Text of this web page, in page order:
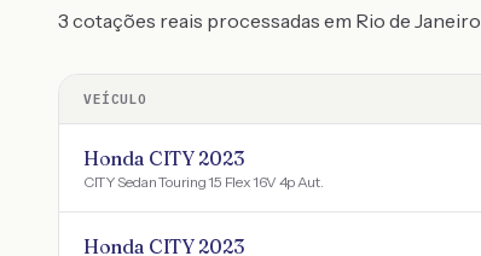
3 cotações reais processadas em Rio de Janeiro
VEÍCULO
Honda CITY 2023
CITY Sedan Touring 1.5 Flex 16V 4p Aut.
Honda CITY 2023